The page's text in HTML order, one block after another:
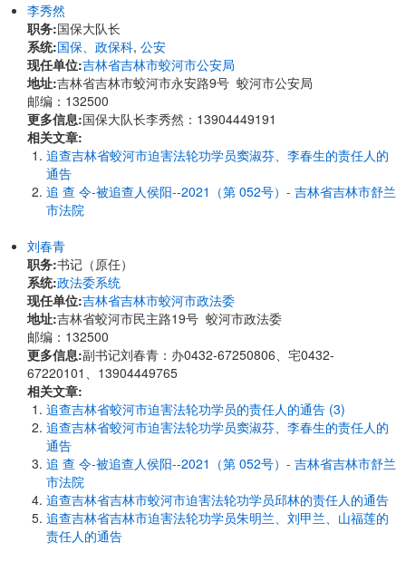
李秀然
职务:国保大队长
系统:国保、政保科, 公安
现任单位:吉林省吉林市蛟河市公安局
地址:吉林省吉林市蛟河市永安路9号 蛟河市公安局
邮编：132500
更多信息:国保大队长李秀然：13904449191
相关文章:
追查吉林省蛟河市迫害法轮功学员窦淑芬、李春生的责任人的
通告
追 查 令-被追查人侯阳--2021（第 052号）- 吉林省吉林市舒兰
市法院
刘春青
职务:书记（原任）
系统:政法委系统
现任单位:吉林省吉林市蛟河市政法委
地址:吉林省蛟河市民主路19号 蛟河市政法委
邮编：132500
更多信息:副书记刘春青：办0432-67250806、宅0432-
67220101、13904449765
相关文章:
追查吉林省蛟河市迫害法轮功学员的责任人的通告 (3)
追查吉林省蛟河市迫害法轮功学员窦淑芬、李春生的责任人的
通告
追 查 令-被追查人侯阳--2021（第 052号）- 吉林省吉林市舒兰
市法院
追查吉林省吉林市蛟河市迫害法轮功学员邱林的责任人的通告
追查吉林省吉林市迫害法轮功学员朱明兰、刘甲兰、山福莲的
责任人的通告